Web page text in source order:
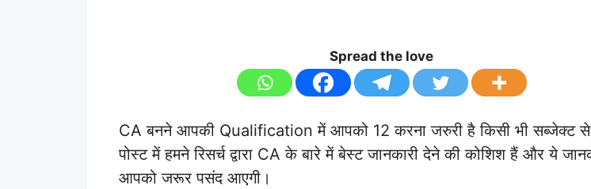
Spread the love
CA बनने आपकी Qualification में आपको 12 करना जरुरी है किसी भी सब्जेक्ट
पोस्ट में हमने रिसर्च द्वारा CA के बारे में बेस्ट जानकारी देने की कोशिश हैं और ये
आपको जरूर पसंद आएगी।